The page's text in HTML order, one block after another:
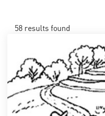
58 results found